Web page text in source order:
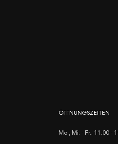
ÖFFNUNGSZEITEN
Mo., Mi. - Fr.: 11.00 -